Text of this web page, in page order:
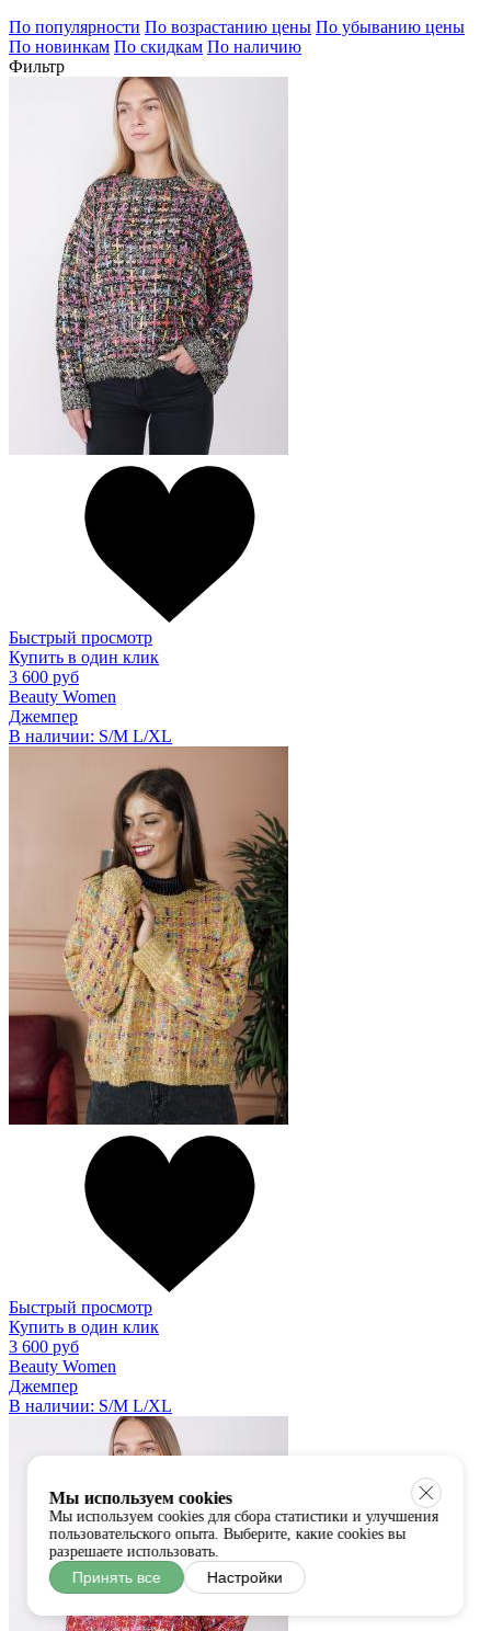
По популярности По возрастанию цены По убыванию цены
По новинкам По скидкам По наличию
Фильтр
Быстрый просмотр
Купить в один клик
3 600 руб
Beauty Women
Джемпер
В наличии: S/M L/XL
Быстрый просмотр
Купить в один клик
3 600 руб
Beauty Women
Джемпер
В наличии: S/M L/XL
Мы используем cookies
Мы используем cookies для сбора статистики и улучшения
пользовательского опыта. Выберите, какие cookies вы
разрешаете использовать.
Принять все Настройки